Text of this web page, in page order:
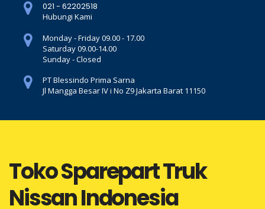
021 - 62202518
Hubungi Kami
Monday - Friday 09.00 - 17.00
Saturday 09.00-14.00
Sunday - Closed
PT Blessindo Prima Sarna
Jl Mangga Besar IV i No Z9 Jakarta Barat 11150
Toko Sparepart Truk
Nissan Indonesia